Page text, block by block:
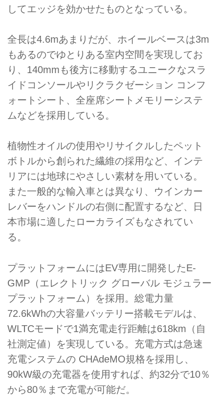
してエッジを効かせたものとなっている。
全長は4.6mあまりだが、ホイールベースは3m
もあるのでゆとりある室内空間を実現してお
り、140mmも後方に移動するユニークなスラ
イドコンソールやリクラクゼーション コンフ
ォートシート、全座席シートメモリーシステ
ムなどを採用している。
植物性オイルの使用やリサイクルしたペット
ボトルから創られた繊維の採用など、インテ
リアには地球にやさしい素材を用いている。
また一般的な輸入車とは異なり、ウインカー
レバーをハンドルの右側に配置するなど、日
本市場に適したローカライズもなされてい
る。
プラットフォームにはEV専用に開発したE-
GMP（エレクトリック グローバル モジュラー
プラットフォーム）を採用。総電力量
72.6kWhの大容量バッテリー搭載モデルは、
WLTCモードで1満充電走行距離は618km（自
社測定値）を実現している。充電方式は急速
充電システムの CHAdeMO規格を採用し、
90kW級の充電器を使用すれば、約32分で10％
から80％まで充電が可能だ。